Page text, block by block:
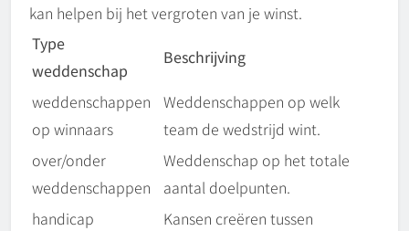
kan helpen bij het vergroten van je winst.
Type
weddenschap
Beschrijving
weddenschappen
op winnaars
Weddenschappen op welk
team de wedstrijd wint.
over/onder
weddenschappen
Weddenschap op het totale
aantal doelpunten.
handicap
Kansen creëren tussen